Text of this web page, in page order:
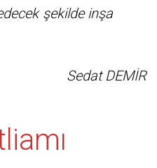
şekilde inşa
Sedat DEMİR